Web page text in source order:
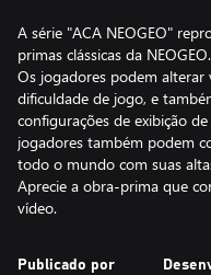
A série "ACA NEOGEO"
primas clássicas da NEOGEO.
Os jogadores podem alterar
dificuldade de jogo, e
configurações de exibição
jogadores também podem
todo o mundo com suas
Aprecie a obra-prima que
vídeo.
Publicado por